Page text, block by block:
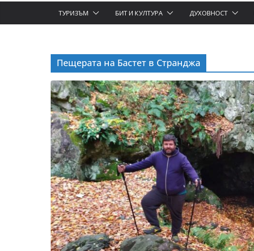
ТУРИЗЪМ БИТ И КУЛТУРА ДУХОВНОСТ
Пещерата на Бастет в Странджа